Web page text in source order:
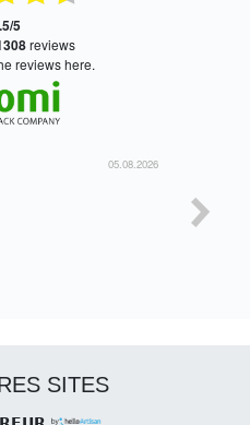
4.5/5
reviews
reviews here.
05.08.2026
SITES